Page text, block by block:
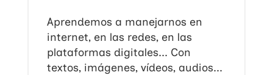
Aprendemos a manejarnos en
internet, en las redes, en las
plataformas digitales... Con
textos, imágenes, vídeos, audios...